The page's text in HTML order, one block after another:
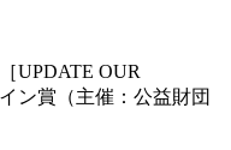
UPDATE OUR
ン賞（主催：公益財団